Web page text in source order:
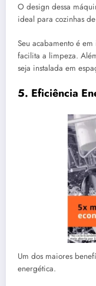
O design dessa
ideal para cozinhas
Seu acabamento é
facilita a limpeza.
seja instalada em
5. Eficiência
Um dos maiores
energética.